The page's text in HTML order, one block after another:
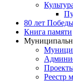
80 лет
Книга памяти
Реестр